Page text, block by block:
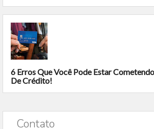
6 Erros Que Você Pode Estar
De Crédito!
Contato